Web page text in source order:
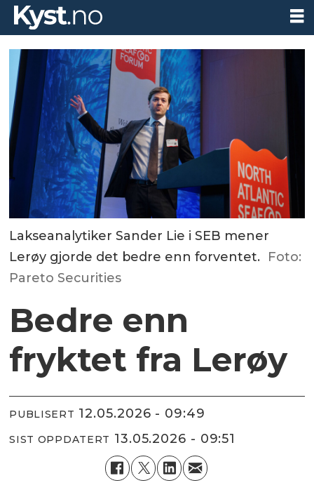
Lakseanalytiker Sander Lie i SEB mener
Lerøy gjorde det bedre enn forventet. Foto:
Pareto Securities
Bedre enn
fryktet fra Lerøy
PUBLISERT 12.05.2026 - 09:49
SIST OPPDATERT 13.05.2026 - 09:51